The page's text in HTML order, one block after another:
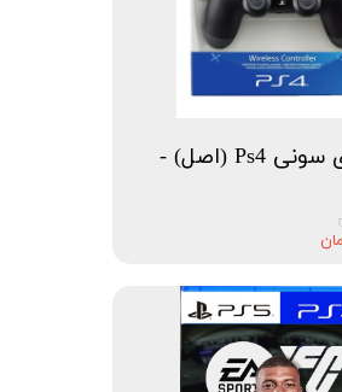
دسته بازی سونی Ps4 (اصل) -